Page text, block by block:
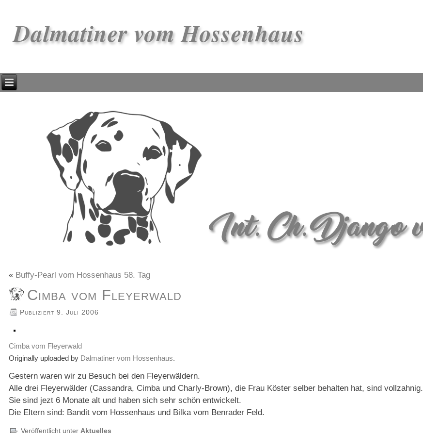
Dalmatiner vom Hossenhaus
« Buffy-Pearl vom Hossenhaus 58. Tag
Cimba vom Fleyerwald
Publiziert 9. Juli 2006
Cimba vom Fleyerwald
Originally uploaded by Dalmatiner vom Hossenhaus.
Gestern waren wir zu Besuch bei den Fleyerwäldern.
Alle drei Fleyerwälder (Cassandra, Cimba und Charly-Brown), die Frau Köster selber behalten hat, sind vollzahnig.
Sie sind jezt 6 Monate alt und haben sich sehr schön entwickelt.
Die Eltern sind: Bandit vom Hossenhaus und Bilka vom Benrader Feld.
Veröffentlicht unter Aktuelles